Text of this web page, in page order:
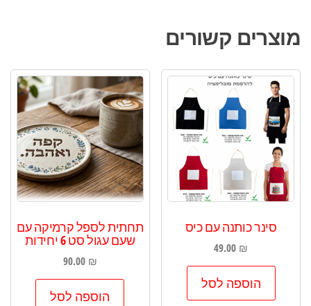
מוצרים קשורים
סינר כותנה עם כיס
49.00 ₪
הוספה לסל
תחתית לספל קרמיקה עם
שעם עגול סט 6 יחידות
90.00 ₪
הוספה לסל